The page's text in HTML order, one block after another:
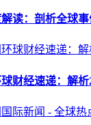
读：剖析全球
财经速递：解析